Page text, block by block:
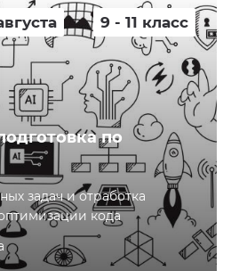
9 - 11 класс
по
задач и отработка
кода